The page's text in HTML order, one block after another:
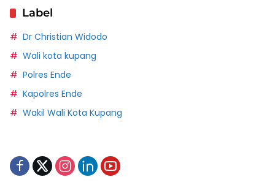
Label
Dr Christian Widodo
Wali kota kupang
Polres Ende
Kapolres Ende
Wakil Wali Kota Kupang